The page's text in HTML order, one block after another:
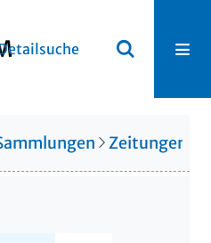
Zeitungen